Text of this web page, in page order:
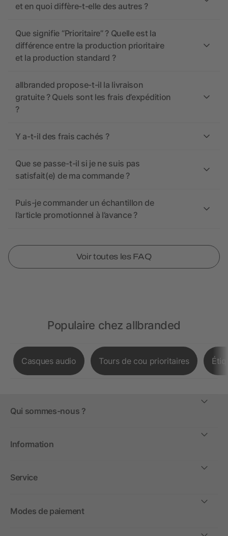
et en quoi diffère-t-elle des autres ?
Que signifie “Prioritaire” ? Quelle est la
différence entre la production prioritaire
et la production standard ?
allbranded propose-t-il la livraison
gratuite ? Quels sont les frais d’expédition
?
Y a-t-il des frais cachés ?
Que se passe-t-il si je ne suis pas
satisfait(e) de ma commande ?
Puis-je commander un échantillon de
l’article promotionnel à l’avance ?
Voir toutes les FAQ
Populaire chez allbranded
Casques audio Tours de cou prioritaires
Qui sommes-nous ?
Information
Service
Modes de paiement